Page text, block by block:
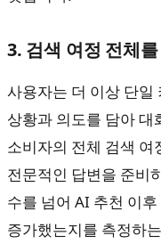
3. 검색 여정 전체
사용자는 더 이상 단일
상황과 의도를 담아 대
소비자의 전체 검색
전문적인 답변을 준비
수를 넘어 AI 추천 이
증가했는지를 측정하